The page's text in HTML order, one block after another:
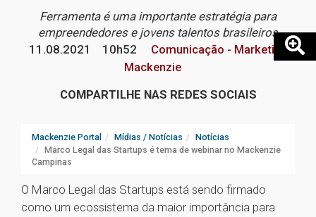
Ferramenta é uma importante estratégia para
empreendedores e jovens talentos brasileiros
11.08.2021
10h52
Comunicação - Marketing
Mackenzie
COMPARTILHE NAS REDES SOCIAIS
Mackenzie Portal Mídias / Notícias
Notícias
Marco Legal das Startups é tema de webinar no Mackenzie
Campinas
O Marco Legal das Startups está sendo firmado
como um ecossistema da maior importância para